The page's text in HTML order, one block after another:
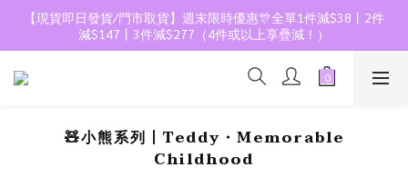
【現貨即日發貨/門市取貨】週末限時優惠🎊全單1件減$38丨2件
減$147丨3件減$277（4件或以上享疊減！）
🧸小熊系列丨Teddy・Memorable
Childhood